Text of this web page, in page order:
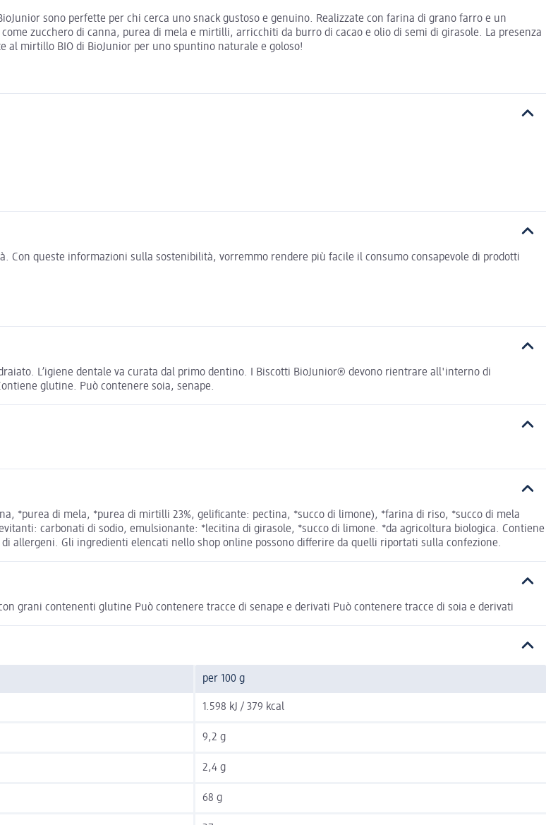
sono perfette per chi cerca uno snack gustoso e genuino. Realizzate con farina di grano farro e un
zucchero di canna, purea di mela e mirtilli, arricchiti da burro di cacao e olio di semi di girasole. La presenza
al mirtillo BIO di BioJunior per uno spuntino naturale e goloso!
Con queste informazioni sulla sostenibilità, vorremmo rendere più facile il consumo consapevole di prodotti
L’igiene dentale va curata dal primo dentino. I Biscotti BioJunior® devono rientrare all'interno di
glutine. Può contenere soia, senape.
*purea di mela, *purea di mirtilli 23%, gelificante: pectina, *succo di limone), *farina di riso, *succo di mela
carbonati di sodio, emulsionante: *lecitina di girasole, *succo di limone. *da agricoltura biologica. Contiene
di allergeni. Gli ingredienti elencati nello shop online possono differire da quelli riportati sulla confezione.
grani contenenti glutine Può contenere tracce di senape e derivati Può contenere tracce di soia e derivati
per 100 g
1.598 kJ / 379 kcal
9,2 g
2,4 g
68 g